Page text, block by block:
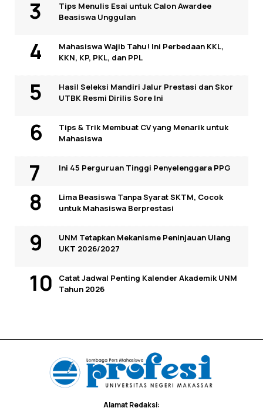
Tips Menulis Esai untuk Calon Awardee
Beasiswa Unggulan
Mahasiswa Wajib Tahu! Ini Perbedaan KKL,
KKN, KP, PKL, dan PPL
Hasil Seleksi Mandiri Jalur Prestasi dan Skor
UTBK Resmi Dirilis Sore Ini
Tips & Trik Membuat CV yang Menarik untuk
Mahasiswa
Ini 45 Perguruan Tinggi Penyelenggara PPG
Lima Beasiswa Tanpa Syarat SKTM, Cocok
untuk Mahasiswa Berprestasi
UNM Tetapkan Mekanisme Peninjauan Ulang
UKT 2026/2027
Catat Jadwal Penting Kalender Akademik UNM
Tahun 2026
Alamat Redaksi: